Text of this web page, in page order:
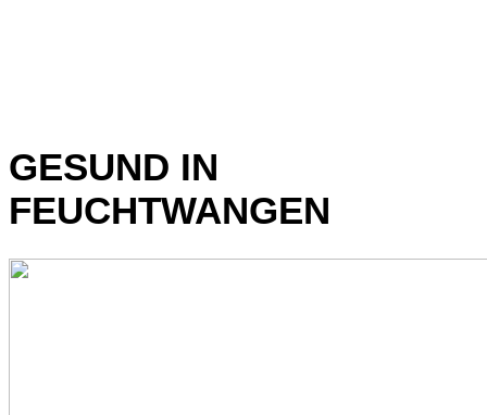
GESUND IN
FEUCHTWANGEN